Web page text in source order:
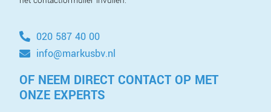
020 587 40 00
info@markusbv.nl
OF NEEM DIRECT CONTACT OP MET
ONZE EXPERTS